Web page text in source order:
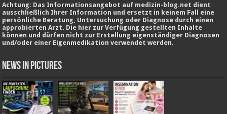
Achtung: Das Informationsangebot auf medizin-blog.net dient
ausschließlich Ihrer Information und ersetzt in keinem Fall eine
persönliche Beratung, Untersuchung oder Diagnose durch einen
approbierten Arzt. Die hier zur Verfügung gestellten Inhalte
können und dürfen nicht zur Erstellung eigenständiger Diagnosen
und/oder einer Eigenmedikation verwendet werden.
News in Pictures